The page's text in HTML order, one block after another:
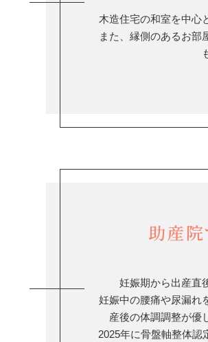
木造住宅の和室を中心
また、縁側のあるお部
助産
妊娠期から出産直
妊娠中の腰痛や尿漏れ
産後の体調調整が優
2025年に骨盤軸整体認